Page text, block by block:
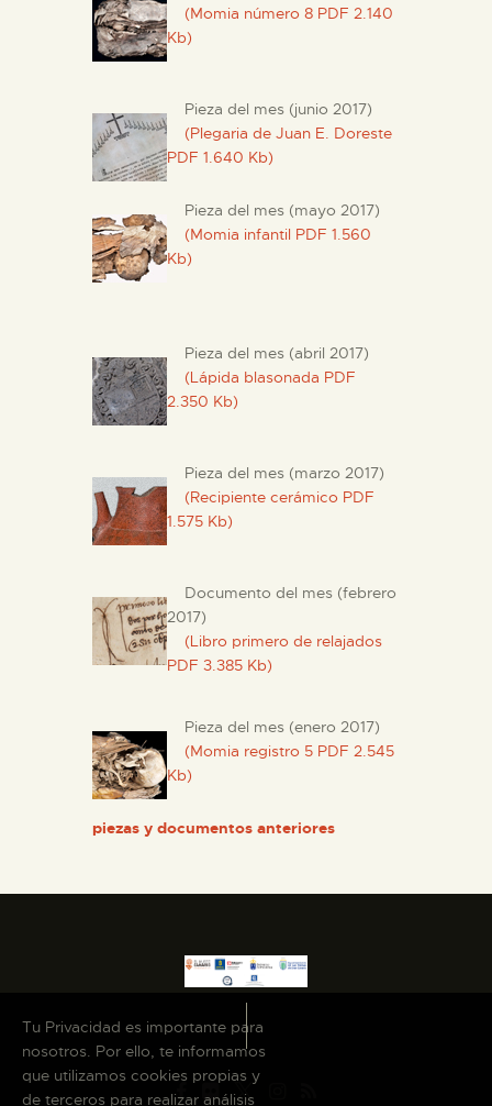
(Momia número 8 PDF 2.140
Kb)
Pieza del mes (junio 2017)
(Plegaria de Juan E. Doreste
PDF 1.640 Kb)
Pieza del mes (mayo 2017)
(Momia infantil PDF 1.560
Kb)
Pieza del mes (abril 2017)
(Lápida blasonada PDF
2.350 Kb)
Pieza del mes (marzo 2017)
(Recipiente cerámico PDF
1.575 Kb)
Documento del mes (febrero
2017)
(Libro primero de relajados
PDF 3.385 Kb)
Pieza del mes (enero 2017)
(Momia registro 5 PDF 2.545
Kb)
piezas y documentos anteriores
Tu Privacidad es importante para
nosotros. Por ello, te informamos
que utilizamos cookies propias y
de terceros para realizar análisis